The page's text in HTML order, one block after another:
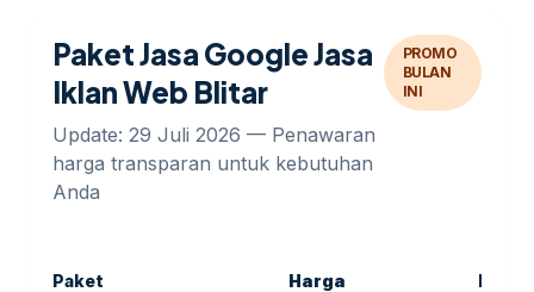
Paket Jasa Google Jasa
Iklan Web Blitar
Update: 29 Juli 2026 — Penawaran
harga transparan untuk kebutuhan
Anda
PROMO
BULAN
INI
Paket Harga